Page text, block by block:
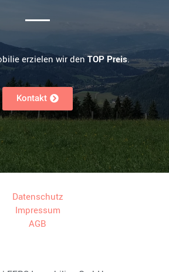
erzielen wir denTOP Preis.
Kontakt
Datenschutz
Impressum
AGB